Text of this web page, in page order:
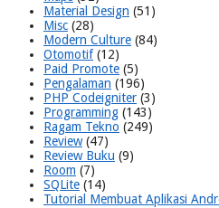
Material Design (51)
Misc (28)
Modern Culture (84)
Otomotif(12)
Paid Promote (5)
Pengalaman (196)
PHP Codeigniter (3)
Programming (143)
Ragam Tekno (249)
Review(47)
Review Buku (9)
Room (7)
SQLite (14)
Tutorial Membuat Aplikasi